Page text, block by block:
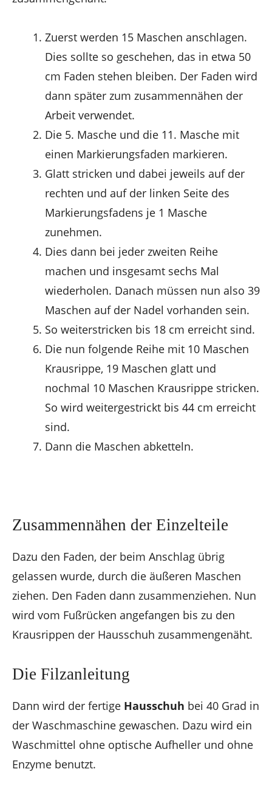
Zuerst werden 15 Maschen anschlagen.
Dies sollte so geschehen, das in etwa 50
cm Faden stehen bleiben. Der Faden wird
dann später zum zusammennähen der
Arbeit verwendet.
Die 5. Masche und die 11. Masche mit
einen Markierungsfaden markieren.
Glatt stricken und dabei jeweils auf der
rechten und auf der linken Seite des
Markierungsfadens je 1 Masche
zunehmen.
Dies dann bei jeder zweiten Reihe
machen und insgesamt sechs Mal
wiederholen. Danach müssen nun also 39
Maschen auf der Nadel vorhanden sein.
So weiterstricken bis 18 cm erreicht sind.
Die nun folgende Reihe mit 10 Maschen
Krausrippe, 19 Maschen glatt und
nochmal 10 Maschen Krausrippe stricken.
So wird weitergestrickt bis 44 cm erreicht
sind.
Dann die Maschen abketteln.
Zusammennähen der Einzelteile
Dazu den Faden, der beim Anschlag übrig
gelassen wurde, durch die äußeren Maschen
ziehen. Den Faden dann zusammenziehen. Nun
wird vom Fußrücken angefangen bis zu den
Krausrippen der Hausschuh zusammengenäht.
Die Filzanleitung
Dann wird der fertige Hausschuh bei 40 Grad in
der Waschmaschine gewaschen. Dazu wird ein
Waschmittel ohne optische Aufheller und ohne
Enzyme benutzt.